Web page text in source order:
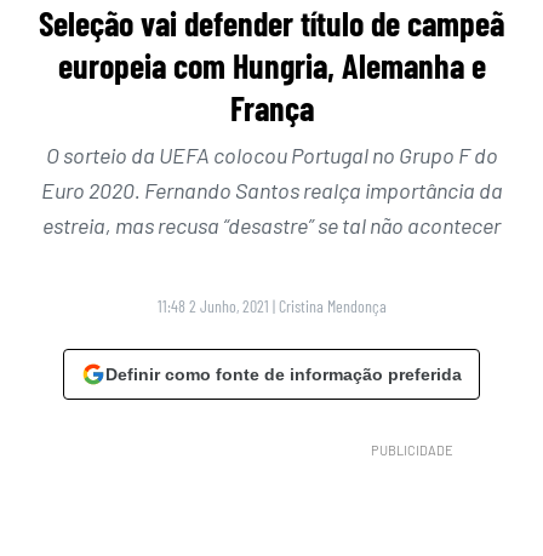
Seleção vai defender título de campeã
europeia com Hungria, Alemanha e
França
O sorteio da UEFA colocou Portugal no Grupo F do
Euro 2020. Fernando Santos realça importância da
estreia, mas recusa “desastre” se tal não acontecer
11:48 2 Junho, 2021 | Cristina Mendonça
Definir como fonte de informação preferida